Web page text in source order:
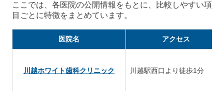
ここでは、各医院の公開情報をもとに、比較しやすい項
目ごとに特徴をまとめています。
医院名 アクセス
川越ホワイト歯科クリニック 川越駅西口より徒歩1分